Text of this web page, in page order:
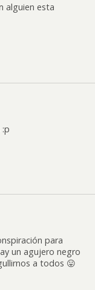
alguien esta
para
un agujero negro
a todos 😛